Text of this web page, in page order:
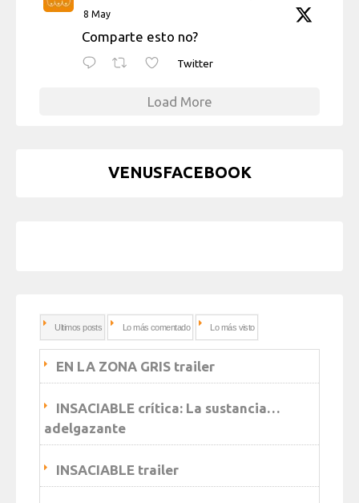
8 May
Comparte esto no?
Twitter
Load More
VENUSFACEBOOK
Ultimos posts Lo más comentado Lo más visto
EN LA ZONA GRIS trailer
INSACIABLE crítica: La sustancia…
adelgazante
INSACIABLE trailer